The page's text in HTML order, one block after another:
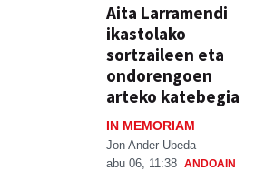
Aita Larramendi
ikastolako
sortzaileen eta
ondorengoen
arteko katebegia
IN MEMORIAM
Jon Ander Ubeda
abu 06, 11:38 ANDOAIN